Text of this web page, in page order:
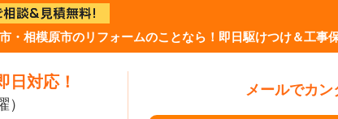
・相模原市のリフォームのことなら！即日駆けつけ＆工事
日対応！ メールでカ